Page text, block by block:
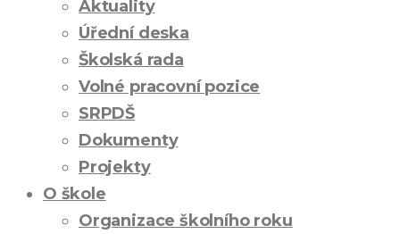
Aktuality
Úřední deska
Školská rada
Volné pracovní pozice
SRPDŠ
Dokumenty
Projekty
O škole
Organizace školního roku